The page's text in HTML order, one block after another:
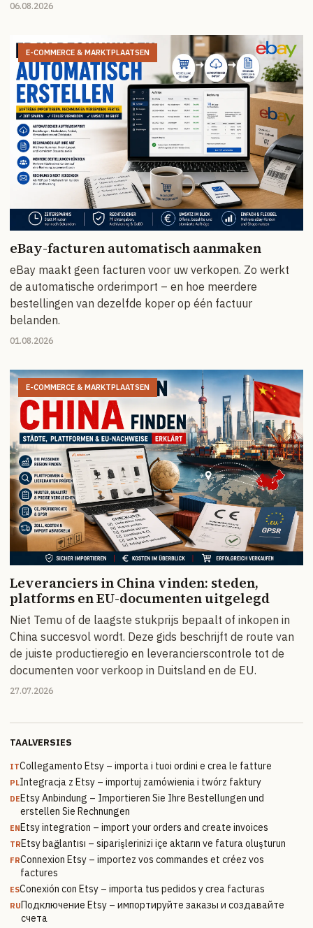
06.08.2026
E-COMMERCE & MARKTPLAATSEN
eBay-facturen automatisch aanmaken
eBay maakt geen facturen voor uw verkopen. Zo werkt
de automatische orderimport – en hoe meerdere
bestellingen van dezelfde koper op één factuur
belanden.
01.08.2026
E-COMMERCE & MARKTPLAATSEN
Leveranciers in China vinden: steden,
platforms en EU-documenten uitgelegd
Niet Temu of de laagste stukprijs bepaalt of inkopen in
China succesvol wordt. Deze gids beschrijft de route van
de juiste productieregio en leverancierscontrole tot de
documenten voor verkoop in Duitsland en de EU.
27.07.2026
TAALVERSIES
ITCollegamento Etsy – importa i tuoi ordini e crea le fatture
PLIntegracja z Etsy – importuj zamówienia i twórz faktury
DEEtsy Anbindung – Importieren Sie Ihre Bestellungen und
erstellen Sie Rechnungen
ENEtsy integration – import your orders and create invoices
TREtsy bağlantısı – siparişlerinizi içe aktarın ve fatura oluşturun
FRConnexion Etsy – importez vos commandes et créez vos
factures
ESConexión con Etsy – importa tus pedidos y crea facturas
RUПодключение Etsy – импортируйте заказы и создавайте
счета